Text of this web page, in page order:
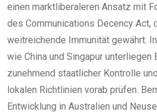
einen marktliberaleren Ansatz mit
des Communications Decency Act,
weitreichende Immunität gewährt.
wie China und Singapur unterliegen
zunehmend staatlicher Kontrolle
lokalen Richtlinien vorab prüfen.
Entwicklung in Australien und